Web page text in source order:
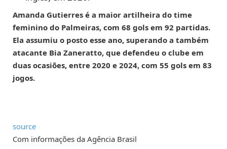
Amanda Gutierres é a maior artilheira do time
feminino do Palmeiras, com 68 gols em 92 partidas.
Ela assumiu o posto esse ano, superando a também
atacante Bia Zaneratto, que defendeu o clube em
duas ocasiões, entre 2020 e 2024, com 55 gols em 83
jogos.
source
Com informações da Agência Brasil